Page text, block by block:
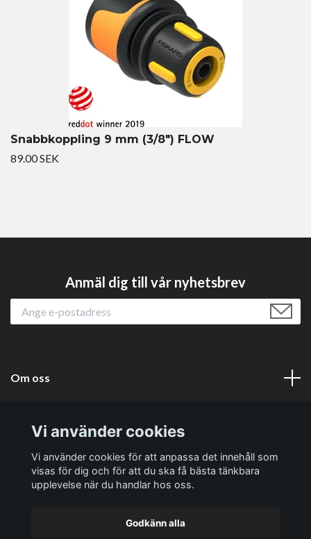
Snabbkoppling 9 mm (3/8") FLOW
89.00 SEK
Anmäl dig till vår nyhetsbrev
Om oss
Sociala medier
Vi använder cookies
Vi använder cookies för att anpassa det innehåll som
visas för dig och för att du ska få bästa tänkbara
upplevelse när du handlar hos oss.
Godkänn alla